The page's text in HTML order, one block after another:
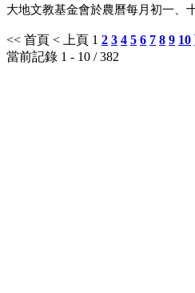
大地文教基金會於農曆每月初一、
<< 首頁 < 上頁 1 2 3 4 5 6 7 8 9 10
當前記錄 1 - 10 / 382